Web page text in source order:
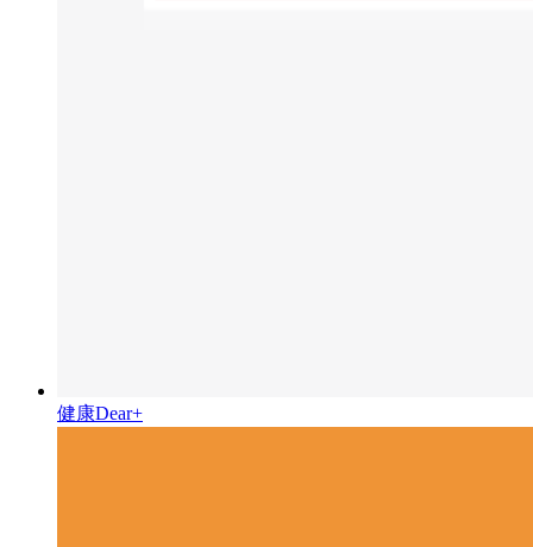
健康Dear+